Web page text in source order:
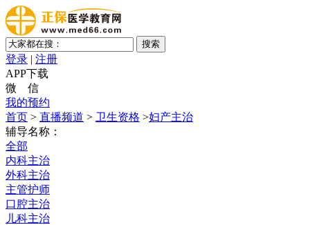
登录 | 注册
APP下载
微 信
我的预约
首页 > 直播频道 > 卫生资格 >妇产主治
辅导名称：
全部
内科主治
外科主治
主管护师
口腔主治
儿科主治